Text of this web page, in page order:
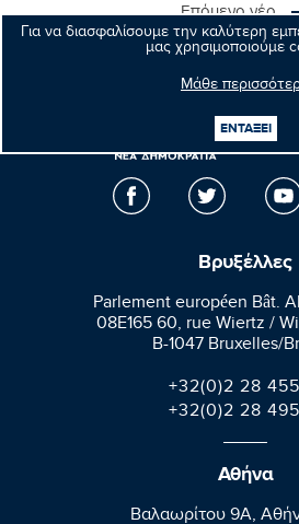
Για να διασφαλίσουμε την καλύτερη
μας χρησιμοποιούμε
Μάθε
ΕΝΤΑΞΕΙ
Επόμενο νέο
Μανώλης
Βρυξέλλες
Parlement européen Bât.
08E165 60, rue Wiertz /
B-1047 Bruxelles/
+32(0)2 28
+32(0)2 28
Αθήνα
Βαλαωρίτου 9A,